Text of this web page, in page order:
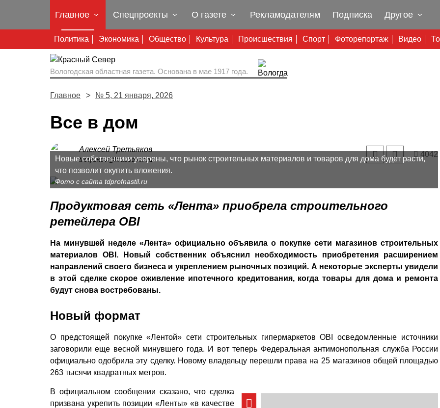
Главное
Политика Экономика Общество Культура Происшествия Спорт Фоторепортаж Видео
Спецпроекты О газете Рекламодателям Подписка Другое
Вологодская областная газета. Основана в мае 1917 года.
Главное № 5, 21 января, 2026
Все в дом
Алексей Третьяков
tretyakov@krassever.ru
4042
Новые собственники уверены, что рынок строительных материалов и товаров для дома будет расти,
что позволит окупить вложения.
Фото с сайта tdprofnastil.ru
Продуктовая сеть «Лента» приобрела строительного
ретейлера OBI
На минувшей неделе «Лента» официально объявила о покупке сети магазинов строительных
материалов OBI. Новый собственник объяснил необходимость приобретения расширением
направлений своего бизнеса и укреп­лением рыночных позиций. А некоторые эксперты увидели
в этой сделке скорое оживление ипотечного кредитования, когда товары для дома и ремонта
будут снова востребованы.
Новый формат
О предстоящей покупке «Лентой» сети строительных гипермаркетов OBI осведомленные источники
заговорили еще весной минувшего года. И вот теперь Федеральная антимонопольная служба России
официально одобрила эту сделку. Новому владельцу перешли права на 25 магазинов общей площадью
263 тысячи квадратных метров.
В официальном сообщении сказано, что сделка
призвана укрепить позиции «Ленты» «в качестве